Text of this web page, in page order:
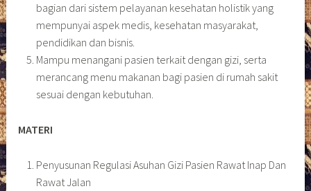
bagian dari sistem pelayanan kesehatan holistik yang
mempunyai aspek medis, kesehatan masyarakat,
pendidikan dan bisnis.
Mampu menangani pasien terkait dengan gizi, serta
merancang menu makanan bagi pasien di rumah sakit
sesuai dengan kebutuhan.
MATERI
Penyusunan Regulasi Asuhan Gizi Pasien Rawat Inap Dan
Rawat Jalan